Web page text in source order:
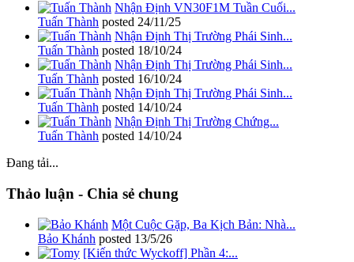
Nhận Định VN30F1M Tuần Cuối...
Tuấn Thành posted 24/11/25
Nhận Định Thị Trường Phái Sinh...
Tuấn Thành posted 18/10/24
Nhận Định Thị Trường Phái Sinh...
Tuấn Thành posted 16/10/24
Nhận Định Thị Trường Phái Sinh...
Tuấn Thành posted 14/10/24
Nhận Định Thị Trường Chứng...
Tuấn Thành posted 14/10/24
Đang tải...
Thảo luận - Chia sẻ chung
Một Cuộc Gặp, Ba Kịch Bản: Nhà...
Bảo Khánh posted 13/5/26
[Kiến thức Wyckoff] Phần 4:...